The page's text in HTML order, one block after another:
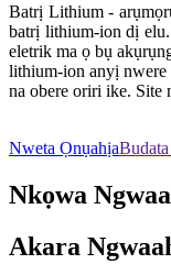
Batrị Lithium -
batrị lithium-ion dị
eletrik ma ọ bụ
lithium-ion anyị nwere
na obere oriri ike. Site
Nweta Ọnụahịa
Nkọwa
Akara